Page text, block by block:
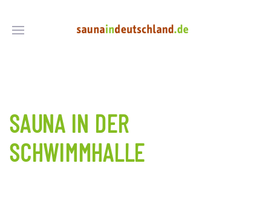
SAUNA IN DER
SCHWIMMHALLE